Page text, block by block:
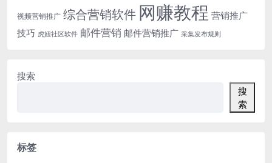
视频营销推广 综合营销软件 网赚教程 营销推广
技巧 虎妞社区软件 邮件营销 邮件营销推广 采集发布规则
搜索
搜
索
标签